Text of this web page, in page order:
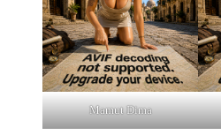
Mamut Dima